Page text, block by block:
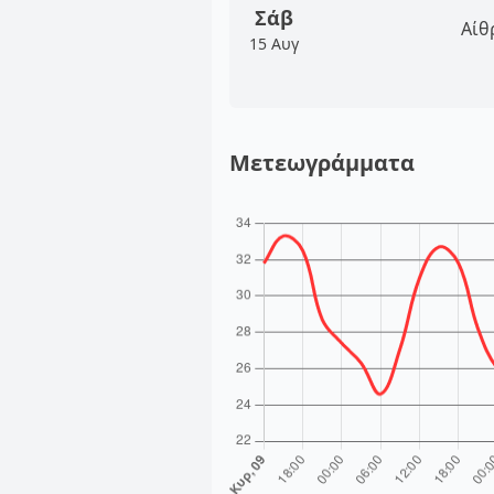
Σάβ
15 Αυγ
Μετεωγράμματα